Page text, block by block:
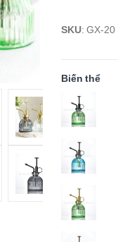
SKU:GX-20
Biến thể